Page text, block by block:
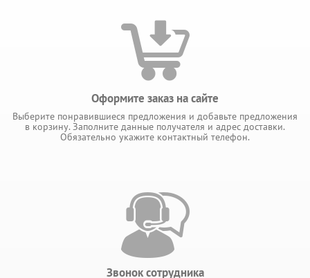
Оформите заказ на сайте
Выберите понравившиеся предложения и добавьте предложения
в корзину. Заполните данные получателя и адрес доставки.
Обязательно укажите контактный телефон.
Звонок сотрудника